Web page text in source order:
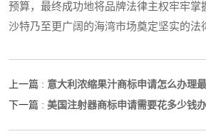
预算，最终成功地将品牌法律主权牢牢掌
沙特乃至更广阔的海湾市场奠定坚实的法
上一篇 : 意大利浓缩果汁商标申请怎么办理
下一篇 : 美国注射器商标申请需要花多少钱